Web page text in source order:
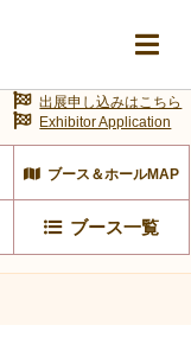
ブース＆ホールMAP
ブース一覧
出展申し込みはこちら
Exhibitor Application